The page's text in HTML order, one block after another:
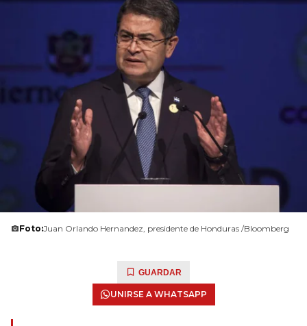
Foto:Juan Orlando Hernandez, presidente de Honduras /Bloomberg
GUARDAR
UNIRSE A WHATSAPP